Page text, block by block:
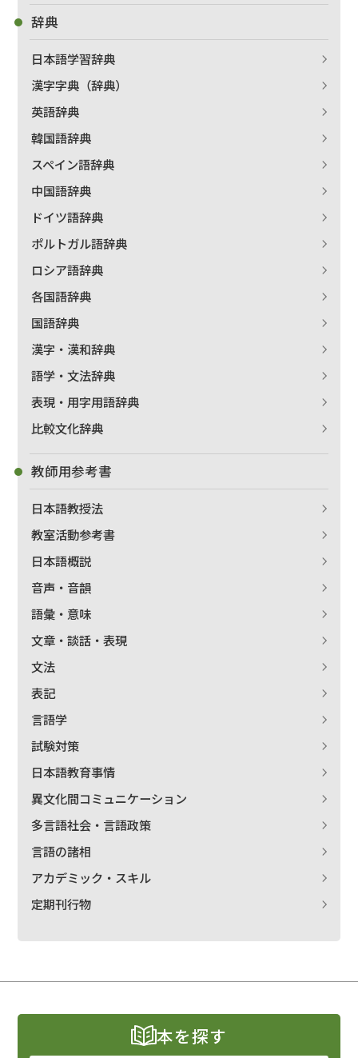
出版社名で絞り込む
著者名で絞り込む
辞典
日本語学習辞典
漢字字典（辞典）
英語辞典
韓国語辞典
スペイン語辞典
中国語辞典
ドイツ語辞典
ポルトガル語辞典
ロシア語辞典
各国語辞典
国語辞典
漢字・漢和辞典
語学・文法辞典
表現・用字用語辞典
比較文化辞典
教師用参考書
日本語教授法
教室活動参考書
日本語概説
音声・音韻
語彙・意味
文章・談話・表現
文法
表記
言語学
試験対策
日本語教育事情
異文化間コミュニケーション
多言語社会・言語政策
言語の諸相
アカデミック・スキル
定期刊行物
本を探す